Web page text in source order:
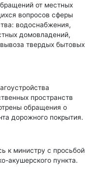
от местных
вопросов сферы
водоснабжения,
домовладений,
твердых бытовых
пространств
обращения о
дорожного покрытия.
к министру с просьбой
акушерского пункта.